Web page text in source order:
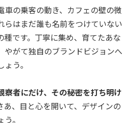
車の乗客の動き、カフェの壁の微
はまだ誰も名前をつけていない
種です。丁寧に集め、育てたあな
やがて独自のブランドビジョンへ
う。
察者にだけ、その秘密を打ち明け
あ、目と心を開いて、デザインの
。